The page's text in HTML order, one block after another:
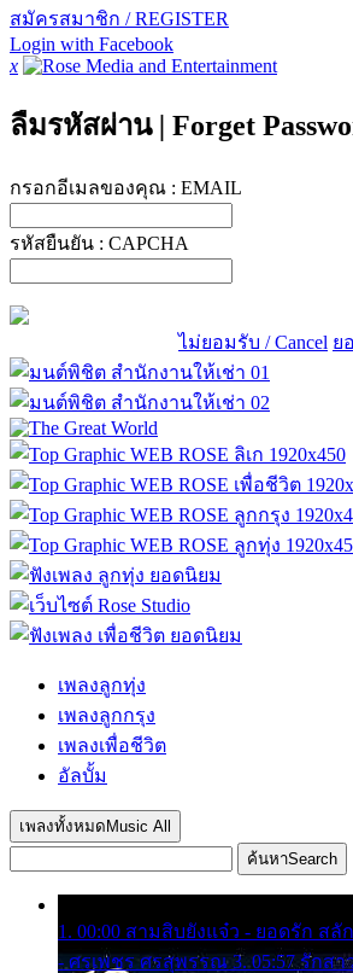
สมัครสมาชิก / REGISTER
Login with Facebook
x
ลืมรหัสผ่าน | Forget
กรอกอีเมลของคุณ : EMAIL
รหัสยืนยัน : CAPCHA
ไม่ยอมรับ / Cancel ย
เพลงลูกทุ่ง
เพลงลูกกรุง
เพลงเพื่อชีวิต
อัลบั้ม
เพลงทั้งหมด Music All
ค้นหาSearch
1. 00:00 สามสิบยังแจ๋ว - ยอดรัก สลั
- ศรเพชร ศรสุพรรณ 3. 05:57 รักสา